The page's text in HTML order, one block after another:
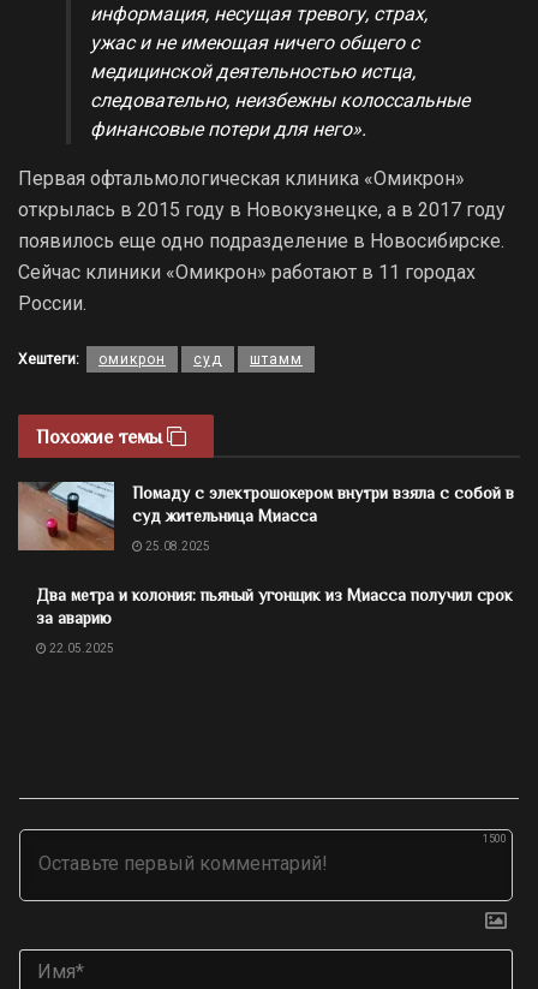
информация, несущая тревогу, страх,
ужас и не имеющая ничего общего с
медицинской деятельностью истца,
следовательно, неизбежны колоссальные
финансовые потери для него».
Первая офтальмологическая клиника «Омикрон»
открылась в 2015 году в Новокузнецке, а в 2017 году
появилось еще одно подразделение в Новосибирске.
Сейчас клиники «Омикрон» работают в 11 городах
России.
Хештеги: омикрон суд штамм
Похожие темы
Помаду с электрошокером внутри взяла с собой в
суд жительница Миасса
25.08.2025
Два метра и колония: пьяный угонщик из Миасса получил срок
за аварию
22.05.2025
1500